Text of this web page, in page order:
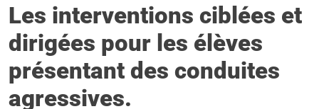
Les interventions ciblées et
dirigées pour les élèves
présentant des conduites
agressives.